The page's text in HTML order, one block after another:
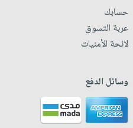
حسابك
عربة التسوق
لائحة الأمنيات
وسائل الدفع